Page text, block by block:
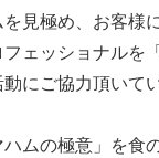
見極め、お客様
ェッショナルを
にご協力頂いてい
ムの極意」を食